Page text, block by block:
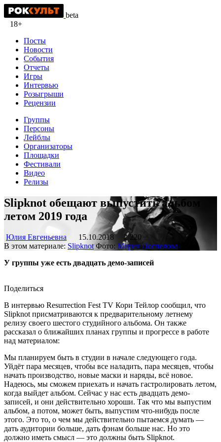
beta
18+
Посты
Новости
События
Отчеты
Игры
Интервью
Розыгрыши
Рецензии
Группы
Персоны
Лейблы
Организаторы
Площадки
Фестивали
Видео
Релизы
Slipknot обещают выпустить альбом
летом 2019 года
Юлия Евгеньевна 15.10.2018
2 220
В этом материале: Slipknot Фото: Мария Поспелова
У группы уже есть двадцать демо-записей
Поделиться
В интервью Resurrection Fest TV Кори Тейлор сообщил, что
Slipknot присматриваются к предварительному летнему
релизу своего шестого студийного альбома. Он также
рассказал о ближайших планах группы и прогрессе в работе
над материалом:
Мы планируем быть в студии в начале следующего года.
Уйдёт пара месяцев, чтобы все наладить, пара месяцев, чтобы
начать производство, новые маски и наряды, всё новое.
Надеюсь, мы сможем приехать и начать гастролировать летом,
когда выйдет альбом. Сейчас у нас есть двадцать демо-
записей, и они действительно хороши. Так что мы выпустим
альбом, а потом, может быть, выпустим что-нибудь после
этого. Это то, о чем мы действительно пытаемся думать —
дать аудитории больше, дать фэнам больше нас. Но это
должно иметь смысл — это должны быть Slipknot.